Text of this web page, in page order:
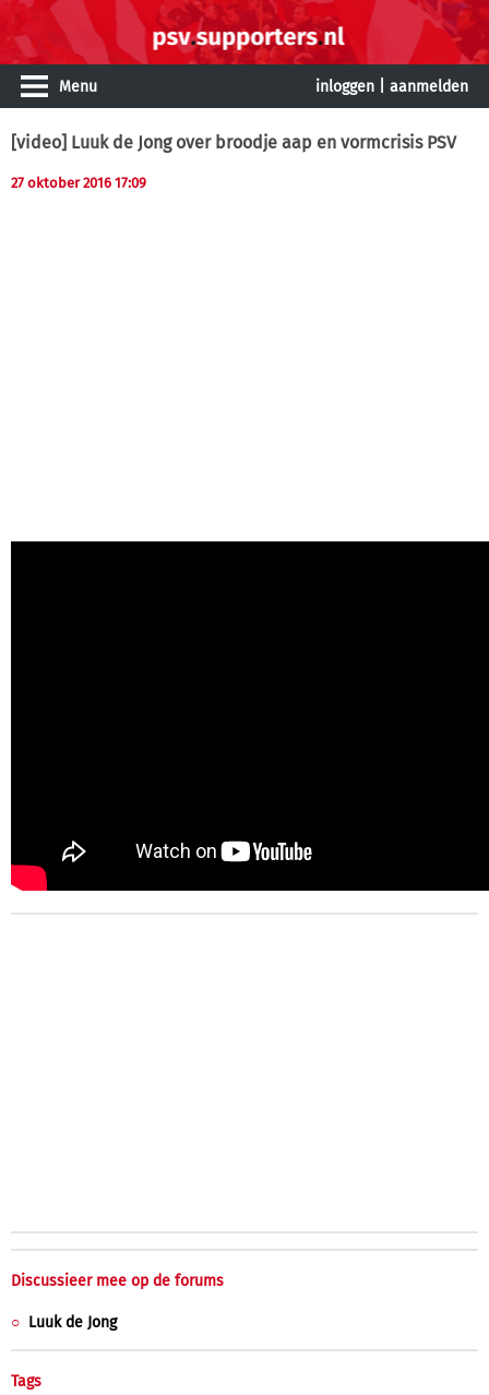
Menu inloggen aanmelden
[video] Luuk de Jong over broodje aap en vormcrisis PSV
27 oktober 2016 17:09
Discussieer mee op de forums
Luuk de Jong
Tags